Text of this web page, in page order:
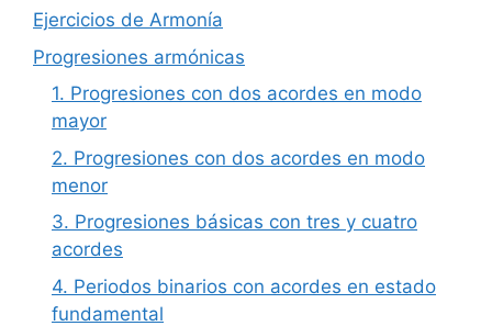
Ejercicios de Armonía
Progresiones armónicas
1. Progresiones con dos acordes en modo
mayor
2. Progresiones con dos acordes en modo
menor
3. Progresiones básicas con tres y cuatro
acordes
4. Periodos binarios con acordes en estado
fundamental